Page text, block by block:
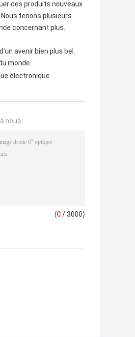
des produits nouveaux
tenons plusieurs
concernant plus.
avenir bien plus bel.
monde.
électronique
nous
(0 / 3000)